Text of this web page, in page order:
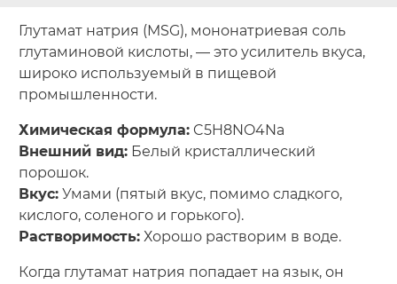
Глутамат натрия (MSG), мононатриевая соль
глутаминовой кислоты, — это усилитель вкуса,
широко используемый в пищевой
промышленности.
Химическая формула:C5H8NO4Na
Внешний вид:Белый кристаллический
порошок.
Вкус:Умами (пятый вкус, помимо сладкого,
кислого, соленого и горького).
Растворимость:Хорошо растворим в воде.
Когда глутамат натрия попадает на язык, он